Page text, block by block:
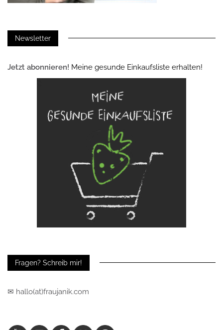
Newsletter
Jetzt abonnieren! Meine gesunde Einkaufsliste erhalten!
Fragen? Schreib mir!
✉ hallo(at)fraujanik.com